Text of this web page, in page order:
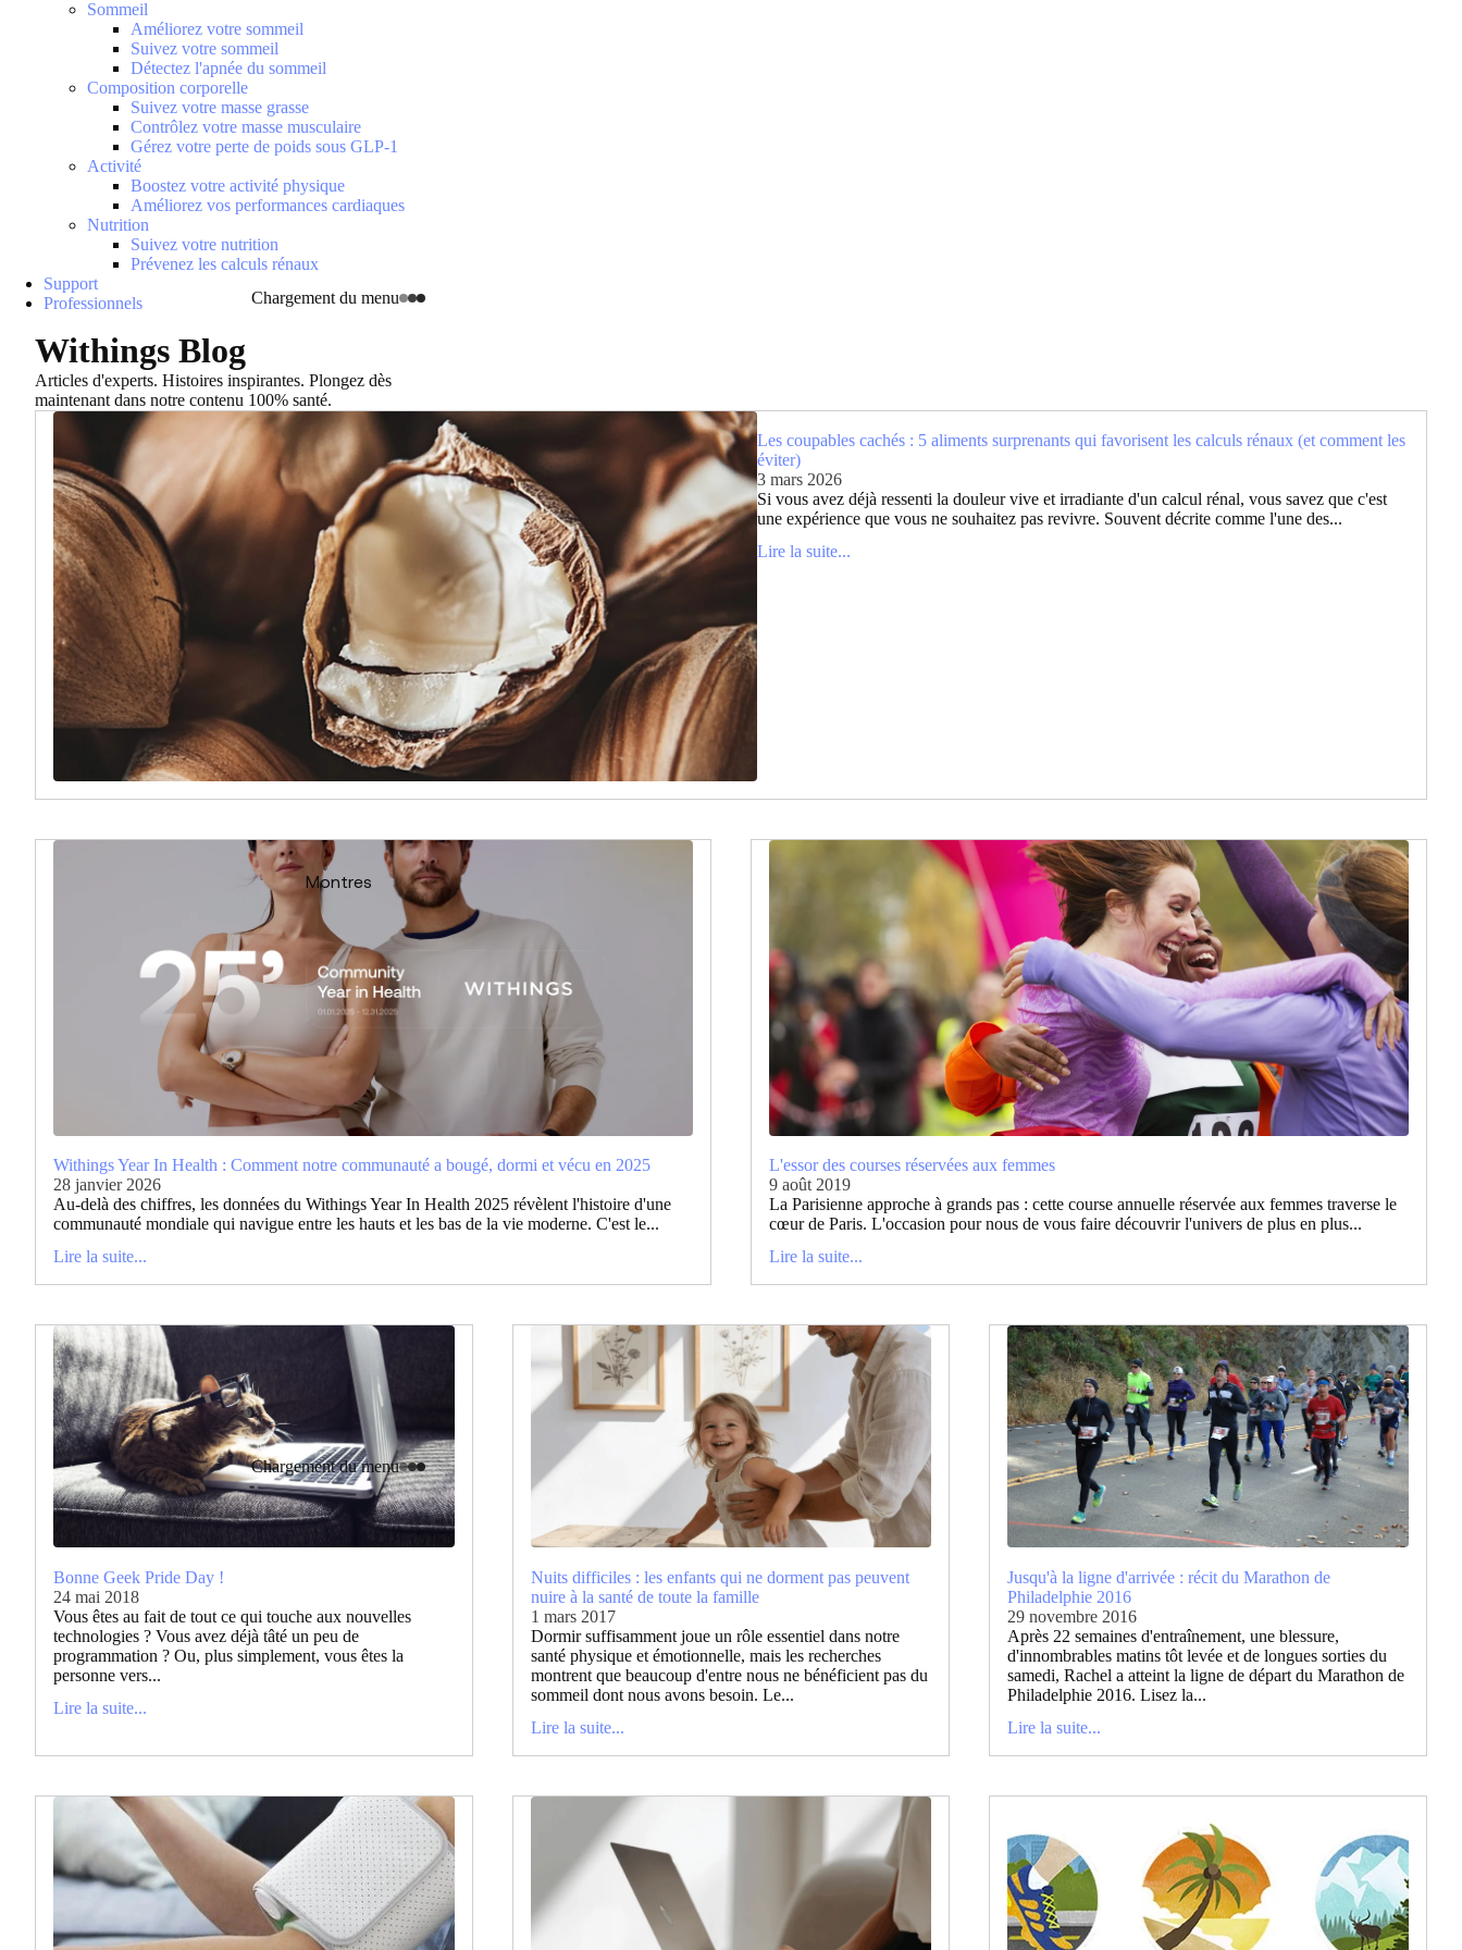
Chargement du menu
Montres
Chargement du menu
Sommeil
Améliorez votre sommeil
Suivez votre sommeil
Détectez l'apnée du sommeil
Composition corporelle
Suivez votre masse grasse
Contrôlez votre masse musculaire
Gérez votre perte de poids sous GLP-1
Activité
Boostez votre activité physique
Améliorez vos performances cardiaques
Nutrition
Suivez votre nutrition
Prévenez les calculs rénaux
Support
Professionnels
Withings Blog
Articles d'experts. Histoires inspirantes. Plongez dès
maintenant dans notre contenu 100% santé.
Les coupables cachés : 5 aliments surprenants qui favorisent les calculs rénaux (et comment les
éviter)
3 mars 2026
Si vous avez déjà ressenti la douleur vive et irradiante d'un calcul rénal, vous savez que c'est
une expérience que vous ne souhaitez pas revivre. Souvent décrite comme l'une des...
Lire la suite...
Withings Year In Health : Comment notre communauté a bougé, dormi et vécu en 2025
28 janvier 2026
Au-delà des chiffres, les données du Withings Year In Health 2025 révèlent l'histoire d'une
communauté mondiale qui navigue entre les hauts et les bas de la vie moderne. C'est le...
Lire la suite...
L'essor des courses réservées aux femmes
9 août 2019
La Parisienne approche à grands pas : cette course annuelle réservée aux femmes traverse le
cœur de Paris. L'occasion pour nous de vous faire découvrir l'univers de plus en plus...
Lire la suite...
Bonne Geek Pride Day !
24 mai 2018
Vous êtes au fait de tout ce qui touche aux nouvelles
technologies ? Vous avez déjà tâté un peu de
programmation ? Ou, plus simplement, vous êtes la
personne vers...
Lire la suite...
Nuits difficiles : les enfants qui ne dorment pas peuvent
nuire à la santé de toute la famille
1 mars 2017
Dormir suffisamment joue un rôle essentiel dans notre
santé physique et émotionnelle, mais les recherches
montrent que beaucoup d'entre nous ne bénéficient pas du
sommeil dont nous avons besoin. Le...
Lire la suite...
Jusqu'à la ligne d'arrivée : récit du Marathon de
Philadelphie 2016
29 novembre 2016
Après 22 semaines d'entraînement, une blessure,
d'innombrables matins tôt levée et de longues sorties du
samedi, Rachel a atteint la ligne de départ du Marathon de
Philadelphie 2016. Lisez la...
Lire la suite...